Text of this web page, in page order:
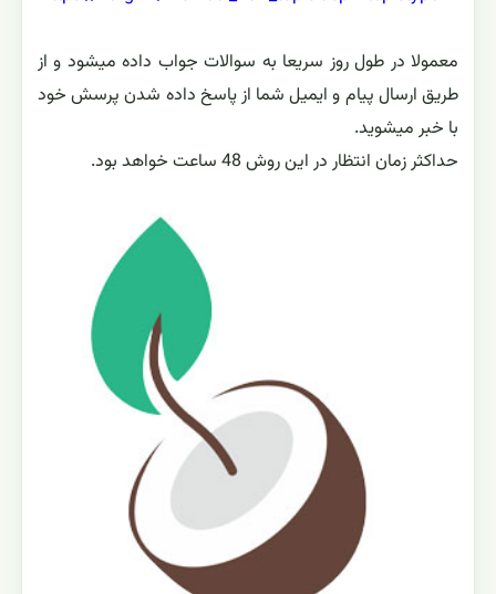
معمولا در طول روز سریعا به سوالات جواب داده میشود و از
طریق ارسال پیام و ایمیل شما از پاسخ داده شدن پرسش خود
با خبر میشوید.
حداکثر زمان انتظار در این روش 48 ساعت خواهد بود.